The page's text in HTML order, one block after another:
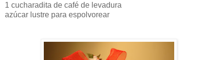
1 cucharadita de café de levadura
azúcar lustre para espolvorear